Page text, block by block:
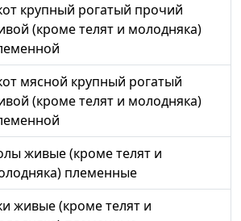
крупный рогатый прочий
(кроме телят и молодняка)
мясной крупный рогатый
(кроме телят и молодняка)
живые (кроме телят и
племенные
живые (кроме телят и